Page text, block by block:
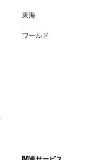
東海
ワールド